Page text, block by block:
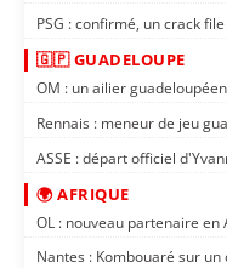
PSG : confirmé, un crack
🇬🇵 GUADELOUPE
OM : un ailier
Rennais : meneur de jeu
ASSE : départ officiel
🌍 AFRIQUE
OL : nouveau partenaire en
Nantes : Kombouaré sur